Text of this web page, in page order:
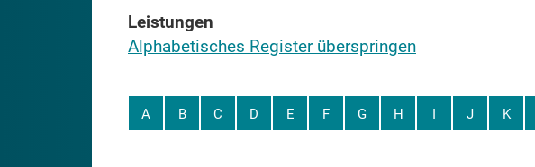
Leistungen
Alphabetisches Register überspringen
A B C D E F G H I J K